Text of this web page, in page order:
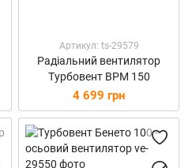
Артикул: ts-29579
Радіальний вентилятор
Турбовент ВРМ 150
4 699 грн